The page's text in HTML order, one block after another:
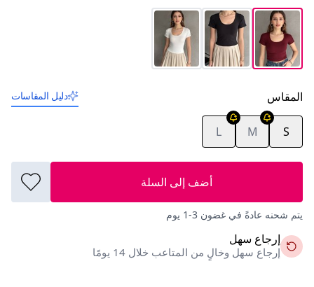
المقاس دليل المقاسات
S
M
L
أضف إلى السلة
يتم شحنه عادةً في غضون 3-1 يوم
إرجاع سهل
إرجاع سهل وخالٍ من المتاعب خلال 14 يومًا